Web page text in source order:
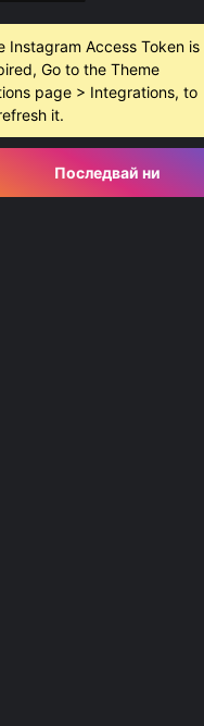
Instagram Access Token is
Go to the Theme
page > Integrations, to
it.
Последвай ни